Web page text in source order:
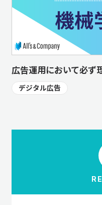
広告運用において必ず
デジタル広告